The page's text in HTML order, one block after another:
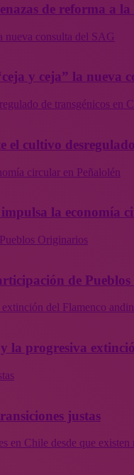
de reforma a
nueva consulta del SAG
y ceja” la nueva
de transgénicos en
cultivo
circular en Peñalolén
la economía
Originarios
de
del Flamenco
la progresiva
justas
en Chile desde que existen